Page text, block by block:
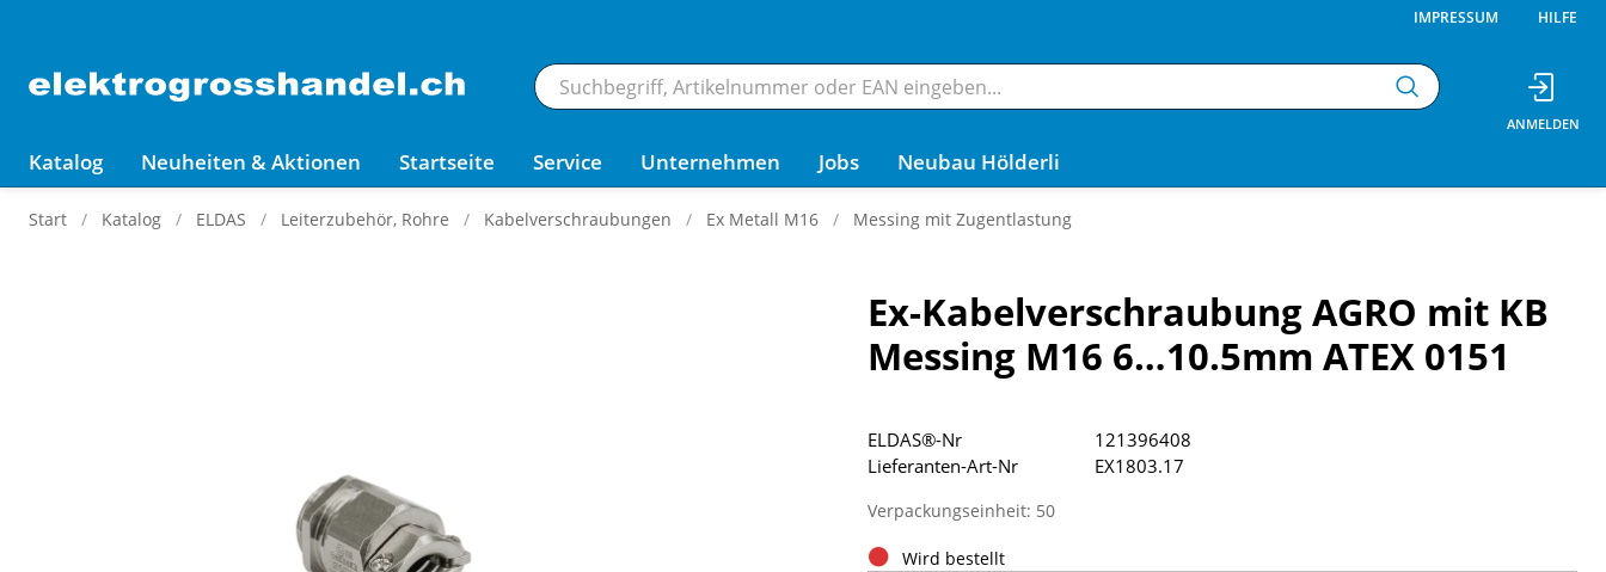
IMPRESSUM HILFE
Katalog Neuheiten & Aktionen Startseite Service Unternehmen Jobs Neubau Hölderli
Start Katalog ELDAS Leiterzubehör, Rohre Kabelverschraubungen Ex Metall M16 Messing mit Zugentlastung
Ex-Kabelverschraubung AGRO mit KB
Messing M16 6…10.5mm ATEX 0151
Verpackungseinheit: 50
Wird bestellt
ELDAS®-Nr
121396408
Lieferanten-Art-Nr
EX1803.17